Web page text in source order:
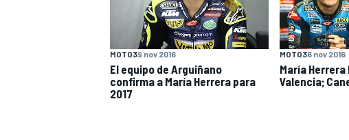
MOTO39 nov 2016
El equipo de Arguiñano
confirma a María Herrera para
2017
MOTO36 nov 2016
María
Valencia;